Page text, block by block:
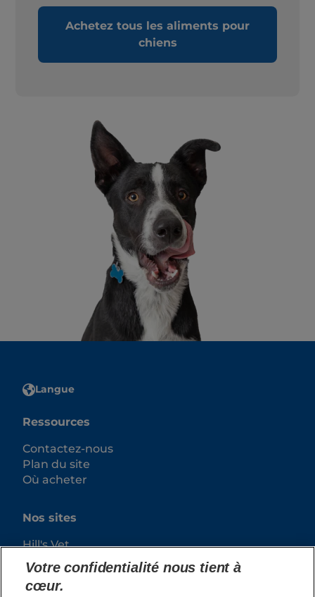
Achetez tous les aliments pour
chiens
Langue
Ressources
Contactez-nous
Plan du site
Où acheter
Nos sites
Hill's Vet
Carrières
Votre confidentialité nous tient à
cœur.